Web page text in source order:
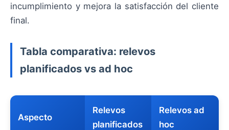
incumplimiento y mejora la satisfacción del cliente
final.
Tabla comparativa: relevos
planificados vs ad hoc
Aspecto
Relevos
planificados
Relevos ad
hoc